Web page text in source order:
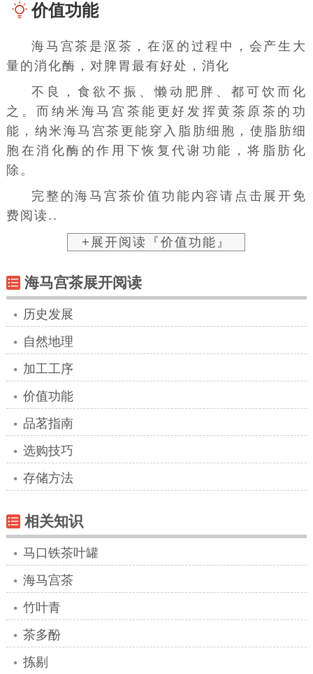
价值功能
海马宫茶是沤茶，在沤的过程中，会产生大
量的消化酶 ，对脾胃最有好处，消化
不良，食欲不振、懒动肥胖、都可饮而化
之。而纳米海马宫茶能更好发挥黄茶原茶的功
能，纳米海马宫茶更能穿入 脂肪细胞 ，使脂肪细
胞在消化酶的作用下恢复代谢功能，将脂肪化
除。
完整的海马宫茶价值功能内容请点击展开免
费阅读..
+展开阅读『价值功能』
海马宫茶展开阅读
历史发展
自然地理
加工工序
价值功能
品茗指南
选购技巧
存储方法
相关知识
马口铁茶叶罐
海马宫茶
竹叶青
茶多酚
拣剔